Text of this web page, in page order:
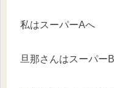
私はスーパーAへ
旦那さんはスーパー